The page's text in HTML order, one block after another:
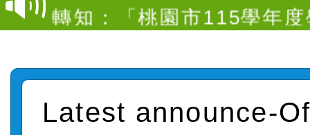
師生本土語及新住民語歌
轉知：「桃園市115學年
法」
轉知臺中市政府政風處製
牽手，綠能透明齊步走」
轉知：「115學年度全國
Latest announce-